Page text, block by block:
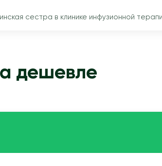
сестра в клинике инфузионной
дешевле